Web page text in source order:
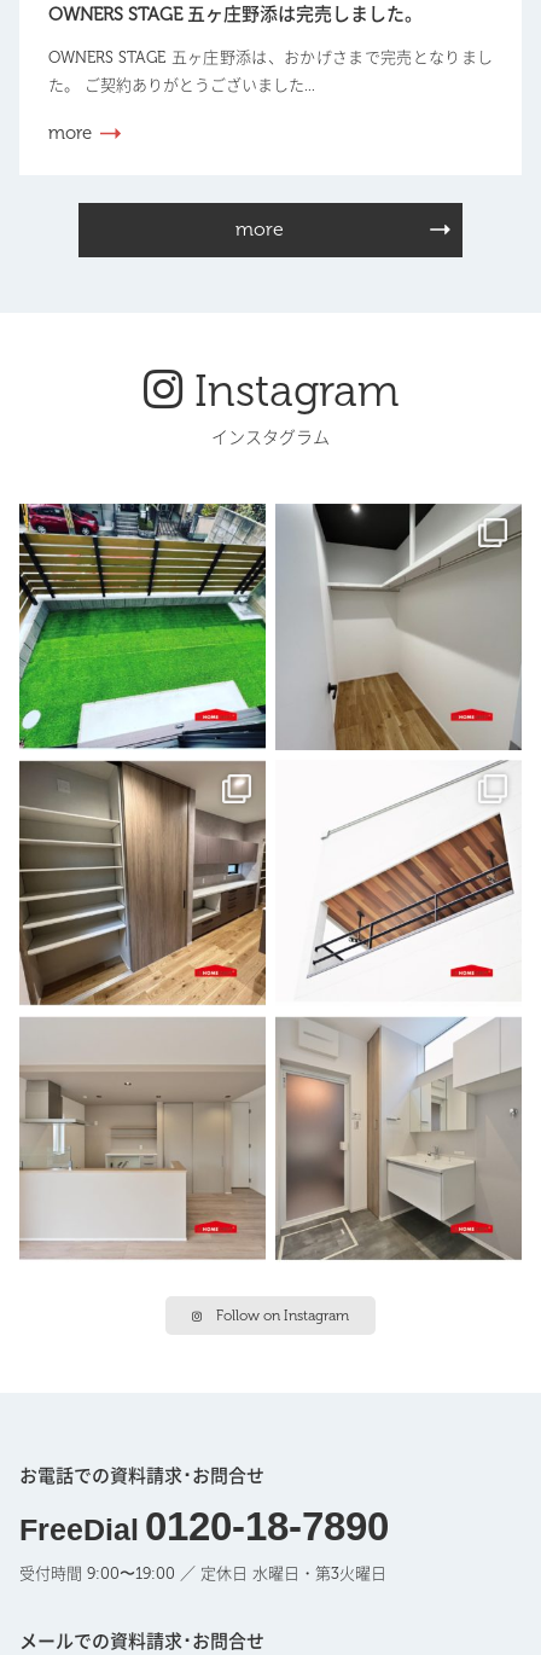
OWNERS STAGE 五ヶ庄野添は完売しました。
OWNERS STAGE 五ヶ庄野添は、おかげさまで完売となりまし
た。 ご契約ありがとうございました...
more
more
Instagram
インスタグラム
Follow on Instagram
お電話での資料請求･お問合せ
FreeDial 0120-18-7890
受付時間 9:00〜19:00 ／ 定休日 水曜日・第3火曜日
メールでの資料請求･お問合せ